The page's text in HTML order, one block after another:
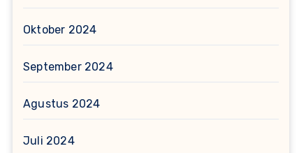
Oktober 2024
September 2024
Agustus 2024
Juli 2024